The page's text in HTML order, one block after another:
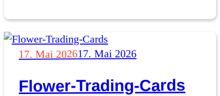
Veröffentlicht
17. Mai 202617. Mai 2026
Flower-Trading-Cards